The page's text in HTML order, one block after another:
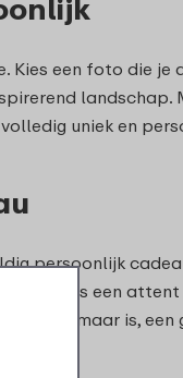
Kies een foto die
uniek en
persoonlijk
Het is een attent
zomaar is,